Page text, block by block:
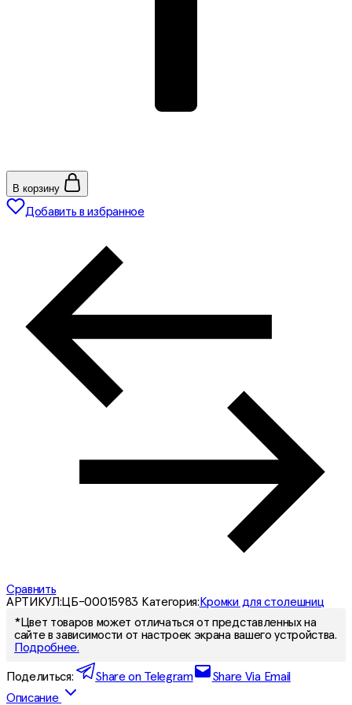
В корзину
Добавить в избранное
Сравнить
АРТИКУЛ:ЦБ-00015983 Категория: Кромки для столешниц
*Цвет товаров может отличаться от представленных на
сайте в зависимости от настроек экрана вашего устройства.
Подробнее.
Поделиться: Share on Telegram
Share Via Email
Описание